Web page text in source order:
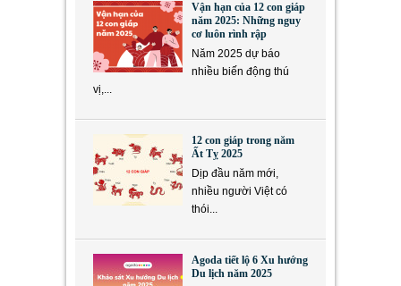
Vận hạn của 12 con giáp
năm 2025: Những nguy
cơ luôn rình rập
Năm 2025 dự báo
nhiều biến động thú
vị,...
12 con giáp trong năm
Ất Tỵ 2025
Dịp đầu năm mới,
nhiều người Việt có
thói...
Agoda tiết lộ 6 Xu hướng
Du lịch năm 2025